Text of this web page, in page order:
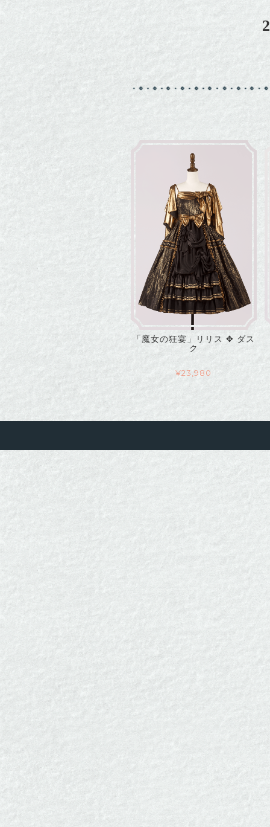
「魔女の狂宴」リリス ✥ ダス
ク
¥23,980